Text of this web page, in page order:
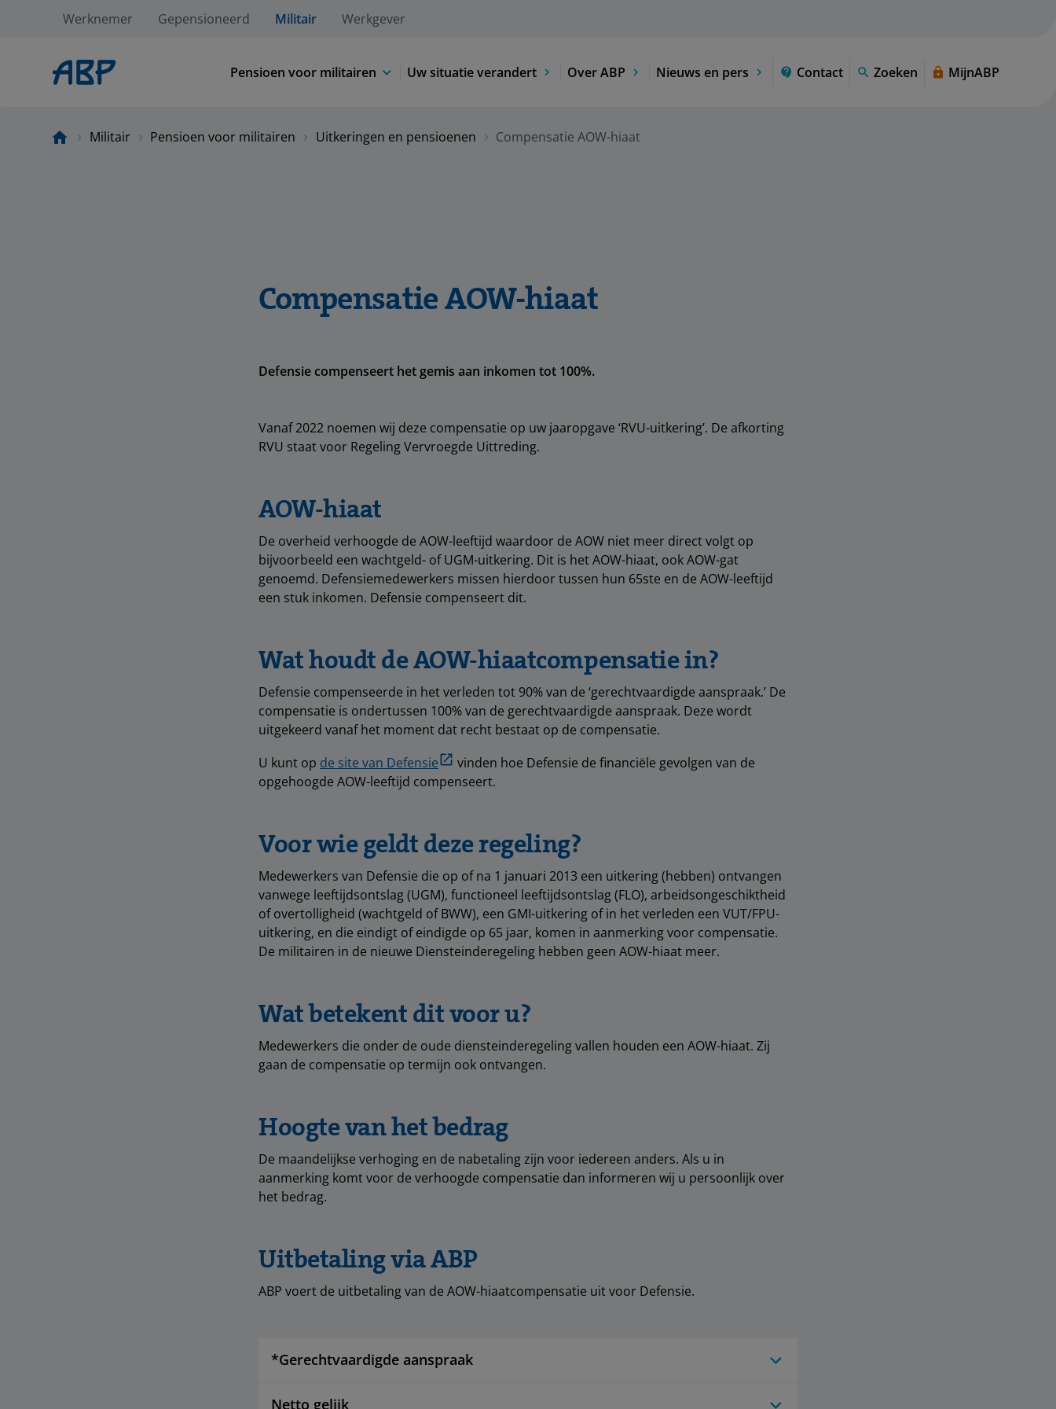
Werknemer Gepensioneerd Militair Werkgever
Pensioen voor militairen Uw situatie verandert Over ABP Nieuws en pers Contact Zoeken MijnABP
Militair Pensioen voor militairen Uitkeringen en pensioenen Compensatie AOW-hiaat
Compensatie AOW-hiaat
Defensie compenseert het gemis aan inkomen tot 100%.
Vanaf 2022 noemen wij deze compensatie op uw jaaropgave ‘RVU-uitkering’. De afkorting
RVU staat voor Regeling Vervroegde Uittreding.
AOW-hiaat
De overheid verhoogde de AOW-leeftijd waardoor de AOW niet meer direct volgt op
bijvoorbeeld een wachtgeld- of UGM-uitkering. Dit is het AOW-hiaat, ook AOW-gat
genoemd. Defensiemedewerkers missen hierdoor tussen hun 65ste en de AOW-leeftijd
een stuk inkomen. Defensie compenseert dit.
Wat houdt de AOW-hiaatcompensatie in?
Defensie compenseerde in het verleden tot 90% van de ‘gerechtvaardigde aanspraak.’ De
compensatie is ondertussen 100% van de gerechtvaardigde aanspraak. Deze wordt
uitgekeerd vanaf het moment dat recht bestaat op de compensatie.
U kunt op de site van Defensie
vinden hoe Defensie de financiële gevolgen van de
opgehoogde AOW-leeftijd compenseert.
Voor wie geldt deze regeling?
Medewerkers van Defensie die op of na 1 januari 2013 een uitkering (hebben) ontvangen
vanwege leeftijdsontslag (UGM), functioneel leeftijdsontslag (FLO), arbeidsongeschiktheid
of overtolligheid (wachtgeld of BWW), een GMI-uitkering of in het verleden een VUT/FPU-
uitkering, en die eindigt of eindigde op 65 jaar, komen in aanmerking voor compensatie.
De militairen in de nieuwe Diensteinderegeling hebben geen AOW-hiaat meer.
Wat betekent dit voor u?
Medewerkers die onder de oude diensteinderegeling vallen houden een AOW-hiaat. Zij
gaan de compensatie op termijn ook ontvangen.
Hoogte van het bedrag
De maandelijkse verhoging en de nabetaling zijn voor iedereen anders. Als u in
aanmerking komt voor de verhoogde compensatie dan informeren wij u persoonlijk over
het bedrag.
Uitbetaling via ABP
ABP voert de uitbetaling van de AOW-hiaatcompensatie uit voor Defensie.
*Gerechtvaardigde aanspraak
Netto gelijk